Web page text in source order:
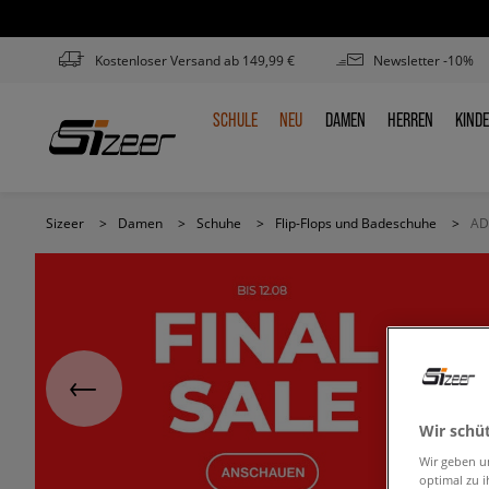
Kostenloser Versand ab 149,99 € Newsletter -10%
SCHULE
SCHULE NEU
NEU DAMEN
DAMEN HERREN
HERREN
Sizeer > Damen > Schuhe > Flip-Flops und Badeschuhe >
Wir
Wir geben
optimal zu